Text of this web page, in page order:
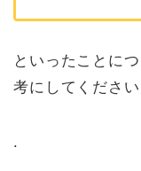
といったことに
考にしてください
.